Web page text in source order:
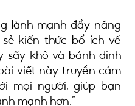
lành mạnh đầy năng
kiến thức bổ ích về
sấy khô và bánh dinh
viết này truyền cảm
mọi người, giúp bạn
mạnh hơn.